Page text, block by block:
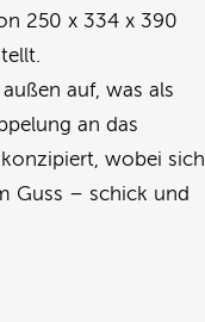
250 x 334 x 390
auf, was als
an das
wobei sich
Guss – schick und